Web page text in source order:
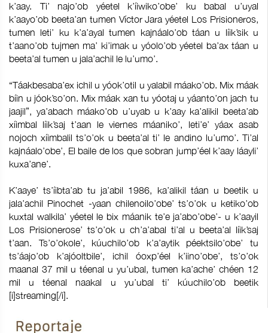
k’aay. Ti’ najo’ob yéetel k’íiwiko’obe’ ku babal u’uyal
k’aayo’ob beeta’an tumen Víctor Jara yéetel Los Prisioneros,
tumen leti’ ku k’a’ayal tumen kajnáalo’ob táan u líik’sik u
t’aano’ob tujmen ma’ ki’imak u yóolo’ob yéetel ba’ax táan u
beeta’al tumen u jala’achil le lu’umo’.
“Táakbesaba’ex ichil u yóok’otil u yalabil máako’ob. Mix máak
bíin u jóok’so’on. Mix máak xan tu yóotaj u yáanto’on jach tu
jaajil”, ya’abach máako’ob u’uyab u k’aay ka’alikil beeta’ab
xíimbal líik’saj t’aan le viernes máaniko’, leti’e’ yáax asab
nojoch xíimbalil ts’o’ok u beeta’al ti’ le andino lu’umo’. Ti’al
kajnáalo’obe’, El baile de los que sobran jump’éel k’aay láayli’
kuxa’ane’.
K’aaye’ ts’íibta’ab tu ja’abil 1986, ka’alikil táan u beetik u
jala’achil Pinochet -yaan chilenoilo’obe’ ts’o’ok u ketiko’ob
kuxtal walkila’ yéetel le bix máanik te’e ja’abo’obe’- u k’aayil
Los Prisionerose’ ts’o’ok u ch’a’abal ti’al u beeta’al líik’saj
t’aan. Ts’o’okole’, kúuchilo’ob k’a’aytik péektsilo’obe’ tu
ts’áajo’ob k’ajóoltbile’, ichil óoxp’éel k’iino’obe’, ts’o’ok
maanal 37 mil u téenal u yu’ubal, tumen ka’ache’ chéen 12
mil u téenal naakal u yu’ubal ti’ kúuchilo’ob beetik
[i]streaming[/i].